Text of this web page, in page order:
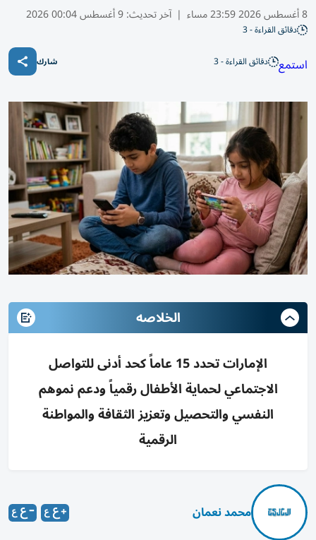
8 أغسطس 2026 23:59 مساء | آخر تحديث:9 أغسطس 00:04 2026
دقائق القراءة - 3
استمع دقائق القراءة - 3 شارك
الخلاصه
الإمارات تحدد 15 عاماً كحد أدنى للتواصل
الاجتماعي لحماية الأطفال رقمياً ودعم نموهم
النفسي والتحصيل وتعزيز الثقافة والمواطنة
الرقمية
محمد نعمان